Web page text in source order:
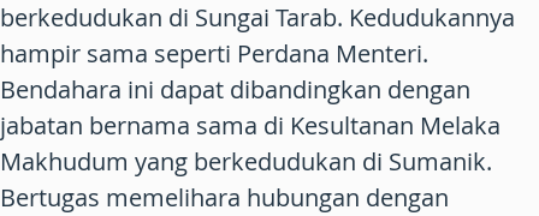
berkedudukan di Sungai Tarab. Kedudukannya
hampir sama seperti Perdana Menteri.
Bendahara ini dapat dibandingkan dengan
jabatan bernama sama di Kesultanan Melaka
Makhudum yang berkedudukan di Sumanik.
Bertugas memelihara hubungan dengan